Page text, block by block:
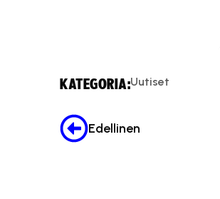
KATEGORIA:Uutiset
Edellinen